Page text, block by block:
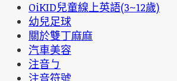
OiKID兒童線上英語(3~12歲)
幼兒足球
關於雙丁麻麻
汽車美容
注音ㄅ